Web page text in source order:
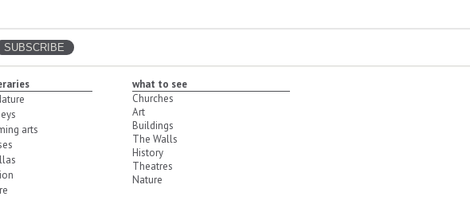
arts
what to see
Churches
Art
Buildings
The Walls
History
Theatres
Nature